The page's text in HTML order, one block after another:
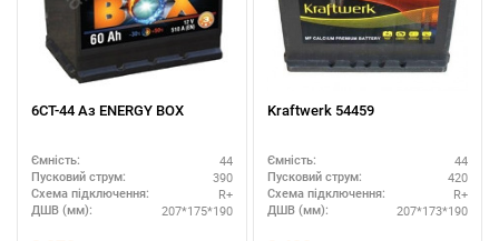
6СТ-44 Аз ENERGY BOX
Ємність: 44
Пусковий струм: 390
Схема підключення: R+
ДШВ (мм): 207*175*190
Kraftwerk 54459
Ємність: 44
Пусковий струм: 420
Схема підключення: R+
ДШВ (мм): 207*173*190